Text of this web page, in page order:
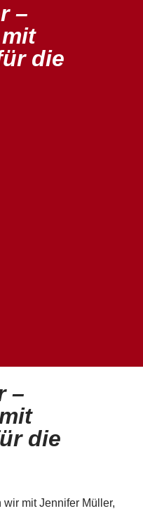
–
die
–
die
wir mit Jennifer Müller,